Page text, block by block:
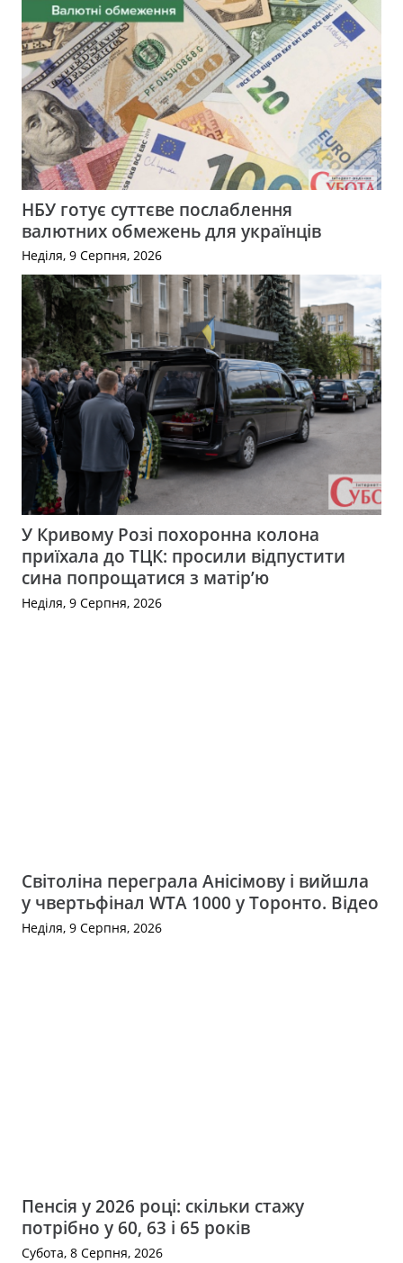
НБУ готує суттєве послаблення
валютних обмежень для українців
Неділя, 9 Серпня, 2026
У Кривому Розі похоронна колона
приїхала до ТЦК: просили відпустити
сина попрощатися з матір’ю
Неділя, 9 Серпня, 2026
Світоліна переграла Анісімову і вийшла
у чвертьфінал WTA 1000 у Торонто. Відео
Неділя, 9 Серпня, 2026
Пенсія у 2026 році: скільки стажу
потрібно у 60, 63 і 65 років
Субота, 8 Серпня, 2026